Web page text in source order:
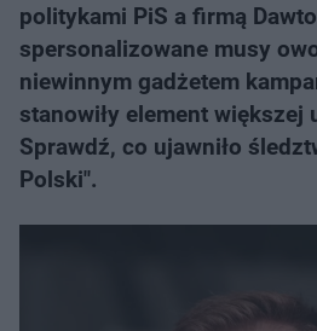
politykami PiS a firmą
spersonalizowane musy
niewinnym gadżetem
stanowiły element większej
Sprawdź, co ujawniło
Polski".